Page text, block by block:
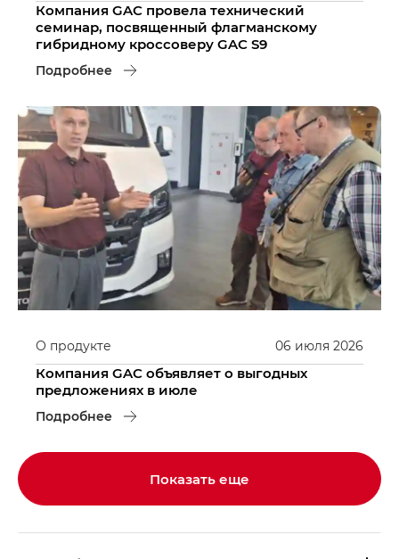
Компания GAC провела технический
семинар, посвященный флагманскому
гибридному кроссоверу GAC S9
Подробнее
06 июля 2026
О продукте
Компания GAC объявляет о выгодных
предложениях в июле
Подробнее
Показать еще